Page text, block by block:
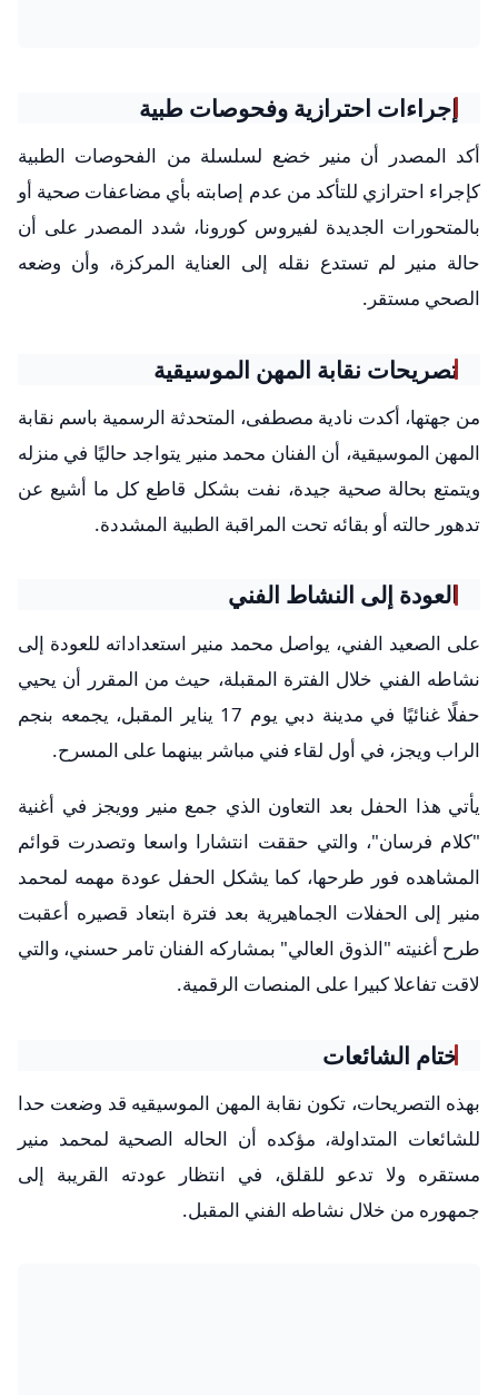
إجراءات احترازية وفحوصات طبية
أكد المصدر أن منير خضع لسلسلة من الفحوصات الطبية
كإجراء احترازي للتأكد من عدم إصابته بأي مضاعفات صحية أو
بالمتحورات الجديدة لفيروس كورونا، شدد المصدر على أن
حالة منير لم تستدع نقله إلى العناية المركزة، وأن وضعه
الصحي مستقر.
تصريحات نقابة المهن الموسيقية
من جهتها، أكدت نادية مصطفى، المتحدثة الرسمية باسم نقابة
المهن الموسيقية، أن الفنان محمد منير يتواجد حاليًا في منزله
ويتمتع بحالة صحية جيدة، نفت بشكل قاطع كل ما أشيع عن
تدهور حالته أو بقائه تحت المراقبة الطبية المشددة.
العودة إلى النشاط الفني
على الصعيد الفني، يواصل محمد منير استعداداته للعودة إلى
نشاطه الفني خلال الفترة المقبلة، حيث من المقرر أن يحيي
حفلًا غنائيًا في مدينة دبي يوم 17 يناير المقبل، يجمعه بنجم
الراب ويجز، في أول لقاء فني مباشر بينهما على المسرح.
يأتي هذا الحفل بعد التعاون الذي جمع منير وويجز في أغنية
"كلام فرسان"، والتي حققت انتشارا واسعا وتصدرت قوائم
المشاهده فور طرحها، كما يشكل الحفل عودة مهمه لمحمد
منير إلى الحفلات الجماهيرية بعد فترة ابتعاد قصيره أعقبت
طرح أغنيته "الذوق العالي" بمشاركه الفنان تامر حسني، والتي
لاقت تفاعلا كبيرا على المنصات الرقمية.
ختام الشائعات
بهذه التصريحات، تكون نقابة المهن الموسيقيه قد وضعت حدا
للشائعات المتداولة، مؤكده أن الحاله الصحية لمحمد منير
مستقره ولا تدعو للقلق، في انتظار عودته القريبة إلى
جمهوره من خلال نشاطه الفني المقبل.